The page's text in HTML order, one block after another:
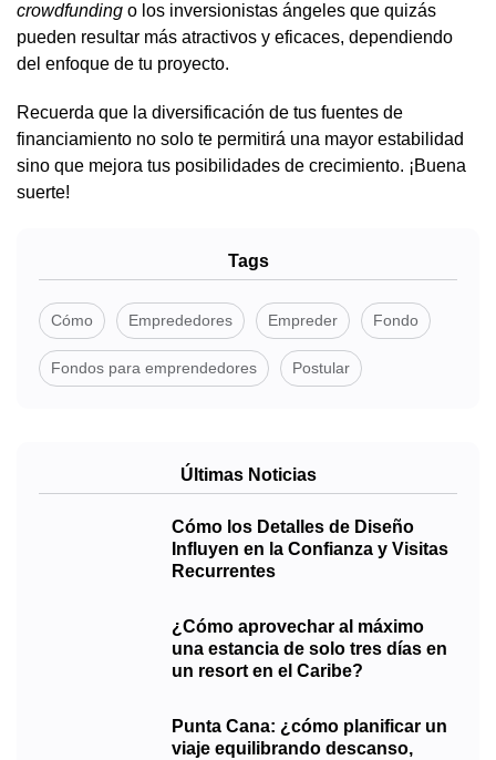
crowdfunding o los inversionistas ángeles que quizás
pueden resultar más atractivos y eficaces, dependiendo
del enfoque de tu proyecto.
Recuerda que la diversificación de tus fuentes de
financiamiento no solo te permitirá una mayor estabilidad
sino que mejora tus posibilidades de crecimiento. ¡Buena
suerte!
Tags
Cómo Emprededores Empreder Fondo
Fondos para emprendedores Postular
Últimas Noticias
Cómo los Detalles de Diseño
Influyen en la Confianza y Visitas
Recurrentes
¿Cómo aprovechar al máximo
una estancia de solo tres días en
un resort en el Caribe?
Punta Cana: ¿cómo planificar un
viaje equilibrando descanso,